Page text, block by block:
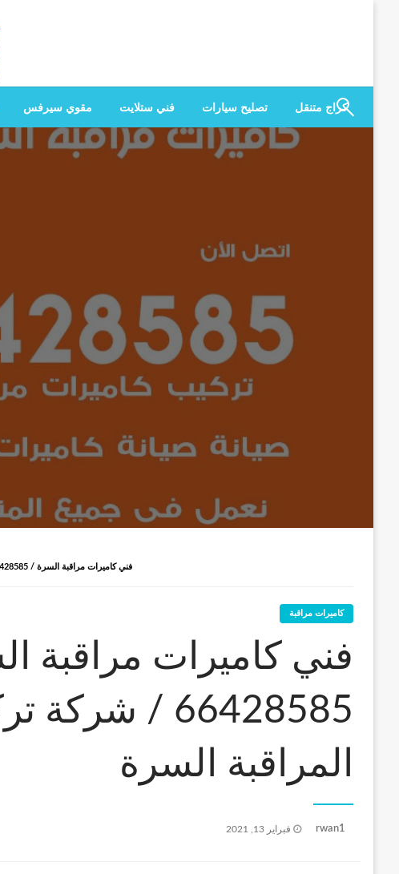
كراج متنقل
تصليح سيارات فني ستلايت مقوي سيرفس
فني كاميرات مراقبة السرة / 66428585 / شركة تركيب كاميرات المراقبة السرة
كاميرات مراقبة
فني كاميرات مراقبة
66428585 /
المراقبة السرة
rwan1
نُشر
فبراير 13, 2021